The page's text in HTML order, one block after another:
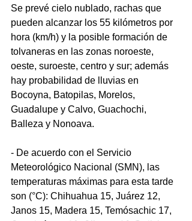
Se prevé cielo nublado, rachas que
pueden alcanzar los 55 kilómetros por
hora (km/h) y la posible formación de
tolvaneras en las zonas noroeste,
oeste, suroeste, centro y sur; además
hay probabilidad de lluvias en
Bocoyna, Batopilas, Morelos,
Guadalupe y Calvo, Guachochi,
Balleza y Nonoava.
- De acuerdo con el Servicio
Meteorológico Nacional (SMN), las
temperaturas máximas para esta tarde
son (°C): Chihuahua 15, Juárez 12,
Janos 15, Madera 15, Temósachic 17,